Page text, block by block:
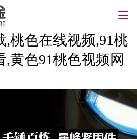
,桃色在线视频,91桃
,黄色91桃色视频网